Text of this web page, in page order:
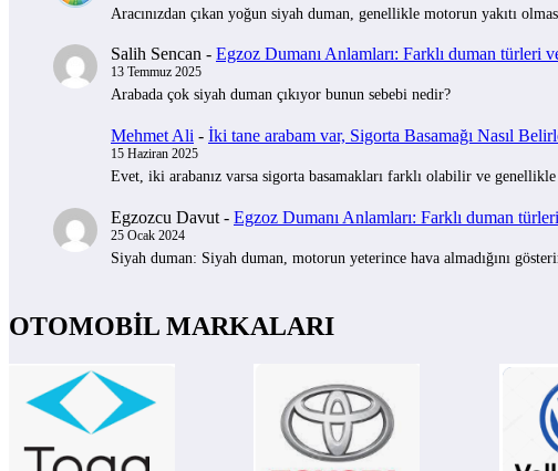
Aracınızdan çıkan yoğun siyah duman, genellikle motorun yakıtı
Salih Sencan - Egzoz Dumanı Anlamları: Farklı duman türleri
13 Temmuz 2025
Arabada çok siyah duman çıkıyor bunun sebebi nedir?
Mehmet Ali - İki tane arabam var, Sigorta Basamağı Nasıl
15 Haziran 2025
Evet, iki arabanız varsa sigorta basamakları farklı olabilir ve
Egzozcu Davut - Egzoz Dumanı Anlamları: Farklı duman
25 Ocak 2024
Siyah duman: Siyah duman, motorun yeterince hava almadığını
OTOMOBİL MARKALARI